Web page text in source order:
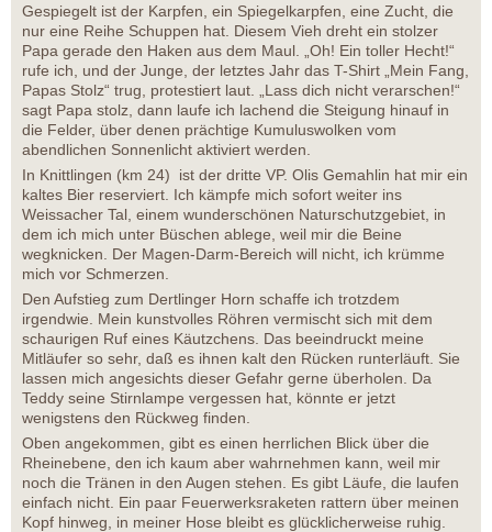
Gespiegelt ist der Karpfen, ein Spiegelkarpfen, eine Zucht, die
nur eine Reihe Schuppen hat. Diesem Vieh dreht ein stolzer
Papa gerade den Haken aus dem Maul. „Oh! Ein toller Hecht!“
rufe ich, und der Junge, der letztes Jahr das T-Shirt „Mein Fang,
Papas Stolz“ trug, protestiert laut. „Lass dich nicht verarschen!“
sagt Papa stolz, dann laufe ich lachend die Steigung hinauf in
die Felder, über denen prächtige Kumuluswolken vom
abendlichen Sonnenlicht aktiviert werden.
In Knittlingen (km 24) ist der dritte VP. Olis Gemahlin hat mir ein
kaltes Bier reserviert. Ich kämpfe mich sofort weiter ins
Weissacher Tal, einem wunderschönen Naturschutzgebiet, in
dem ich mich unter Büschen ablege, weil mir die Beine
wegknicken. Der Magen-Darm-Bereich will nicht, ich krümme
mich vor Schmerzen.
Den Aufstieg zum Dertlinger Horn schaffe ich trotzdem
irgendwie. Mein kunstvolles Röhren vermischt sich mit dem
schaurigen Ruf eines Käutzchens. Das beeindruckt meine
Mitläufer so sehr, daß es ihnen kalt den Rücken runterläuft. Sie
lassen mich angesichts dieser Gefahr gerne überholen. Da
Teddy seine Stirnlampe vergessen hat, könnte er jetzt
wenigstens den Rückweg finden.
Oben angekommen, gibt es einen herrlichen Blick über die
Rheinebene, den ich kaum aber wahrnehmen kann, weil mir
noch die Tränen in den Augen stehen. Es gibt Läufe, die laufen
einfach nicht. Ein paar Feuerwerksraketen rattern über meinen
Kopf hinweg, in meiner Hose bleibt es glücklicherweise ruhig.